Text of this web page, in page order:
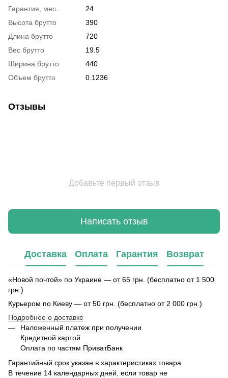
Гарантия, мес.
24
Высота брутто
390
Длина брутто
720
Вес брутто
19.5
Ширина брутто
440
Объем брутто
0.1236
Отзывы
Добавьте первый отзыв
Написать отзыв
Доставка Оплата Гарантия Возврат
«Новой почтой» по Украине — от 65 грн. (бесплатно от 1 500
грн.)
Курьером по Киеву — от 50 грн. (бесплатно от 2 000 грн.)
Подробнее о доставке
Наложенный платеж при получении
Кредитной картой
Оплата по частям ПриватБанк
Гарантийный срок указан в характеристиках товара.
В течение 14 календарных дней, если товар не